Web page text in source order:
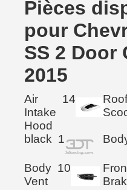
Pièces
pour
SS 2 Door
2015
Air
Intake
Hood
14
black 1
Body
Vent
10